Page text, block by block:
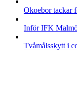
Okoebor tackar
Inför IFK
Tvåmålsskytt i